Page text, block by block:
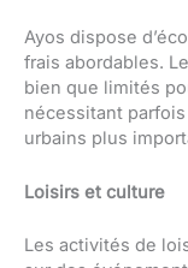
Ayos dispose
frais abordables.
bien que limités
nécessitant
urbains plus
Loisirs et culture
Les activités de